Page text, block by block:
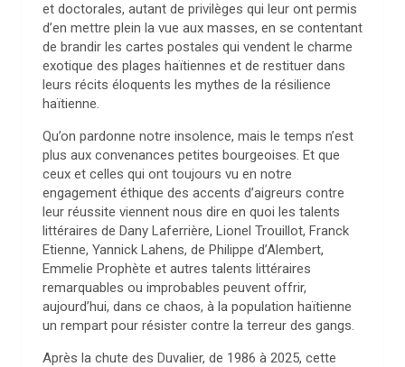
et doctorales, autant de privilèges qui leur ont permis
d’en mettre plein la vue aux masses, en se contentant
de brandir les cartes postales qui vendent le charme
exotique des plages haïtiennes et de restituer dans
leurs récits éloquents les mythes de la résilience
haïtienne.
Qu’on pardonne notre insolence, mais le temps n’est
plus aux convenances petites bourgeoises. Et que
ceux et celles qui ont toujours vu en notre
engagement éthique des accents d’aigreurs contre
leur réussite viennent nous dire en quoi les talents
littéraires de Dany Laferrière, Lionel Trouillot, Franck
Etienne, Yannick Lahens, de Philippe d’Alembert,
Emmelie Prophète et autres talents littéraires
remarquables ou improbables peuvent offrir,
aujourd’hui, dans ce chaos, à la population haïtienne
un rempart pour résister contre la terreur des gangs.
Après la chute des Duvalier, de 1986 à 2025, cette